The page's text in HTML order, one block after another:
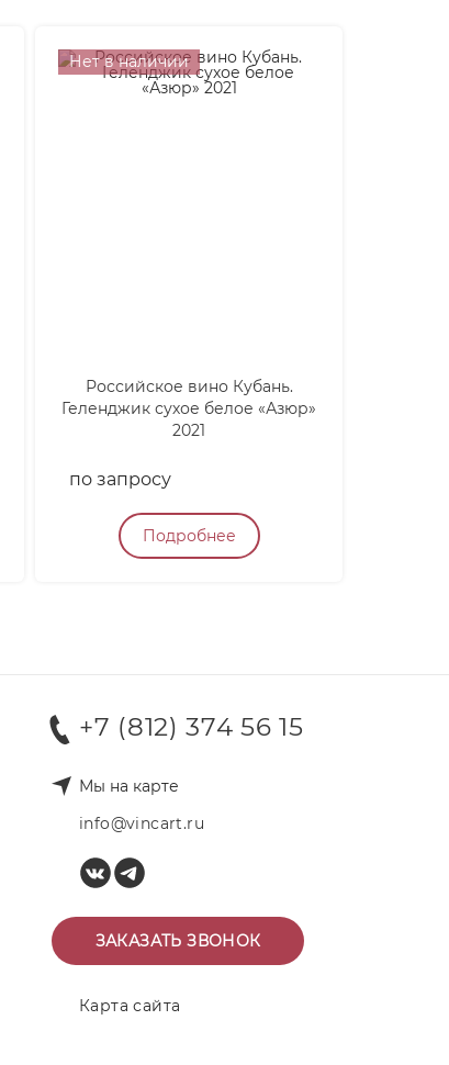
Нет в наличии
Российское вино Кубань.
Геленджик сухое белое «Азюр»
2021
по запросу
Подробнее
+7 (812) 374 56 15
Мы на карте
info@vincart.ru
ЗАКАЗАТЬ ЗВОНОК
Карта сайта